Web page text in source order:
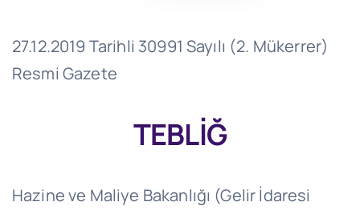
27.12.2019 Tarihli 30991 Sayılı (2. Mükerrer)
Resmi Gazete
TEBLİĞ
Hazine ve Maliye Bakanlığı (Gelir İdaresi